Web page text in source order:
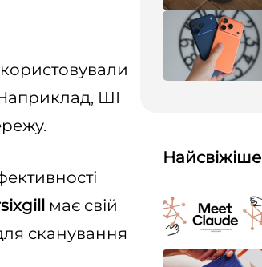
ШІ
має свій
сканування
Найсвіжіше